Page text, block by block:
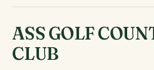
ASS GOLF
CLUB